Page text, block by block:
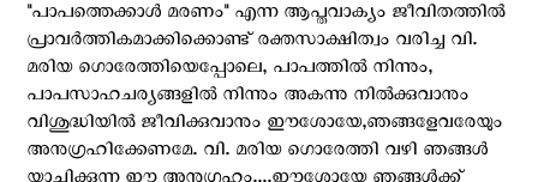
"പാപത്തെക്കാള്‍ മരണം" എന്ന ആപ്തവാക്യം ജീവിതത്തില്‍
പ്രാവര്‍ത്തികമാക്കിക്കൊണ്ട് രക്തസാക്ഷിത്വം വരിച്ച വി.
മരിയ ഗൊരേത്തിയെപ്പോലെ, പാപത്തില്‍ നിന്നും,
പാപസാഹചര്യങ്ങളില്‍ നിന്നും അകന്നു നില്‍ക്കുവാനും
വിശുദ്ധിയില്‍ ജീവിക്കുവാനും ഈശോയേ,ഞങ്ങളേവരേയും
അനുഗ്രഹിക്കേണമേ. വി. മരിയ ഗൊരേത്തി വഴി ഞങ്ങള്‍